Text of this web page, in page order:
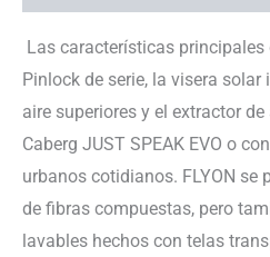
Las características
Pinlock de serie, la visera
aire superiores y el extractor
Caberg JUST SPEAK EVO o
urbanos cotidianos. FLYON
de fibras compuestas, pero
lavables hechos con telas